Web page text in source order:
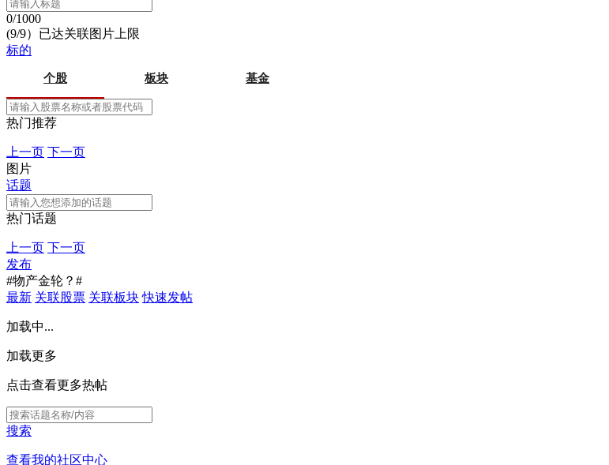
0/1000
(9/9）已达关联图片上限
标的
个股 板块 基金
热门推荐
上一页 下一页
图片
话题
热门话题
上一页 下一页
发布
#物产金轮？#
最新 关联股票 关联板块 快速发帖
加载中...
加载更多
点击查看更多热帖
搜索
查看我的社区中心